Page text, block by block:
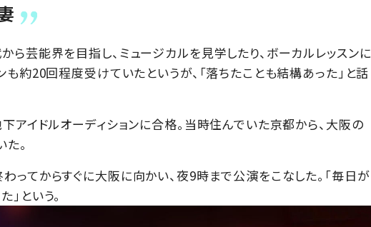
ら芸能界を目指し、ミュージカルを見学したり、ボーカルレッスンに
も約20回程度受けていたというが、「落ちたことも結構あった」と話
アイドルオーディションに合格。当時住んでいた京都から、大阪の
。
ってからすぐに大阪に向かい、夜9時まで公演をこなした。「毎日が
という。